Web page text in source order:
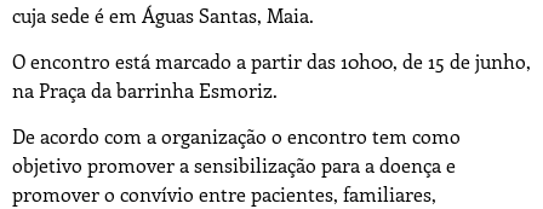
cuja sede é em Águas Santas, Maia.
O encontro está marcado a partir das 10h00, de 15 de junho,
na Praça da barrinha Esmoriz.
De acordo com a organização o encontro tem como
objetivo promover a sensibilização para a doença e
promover o convívio entre pacientes, familiares,